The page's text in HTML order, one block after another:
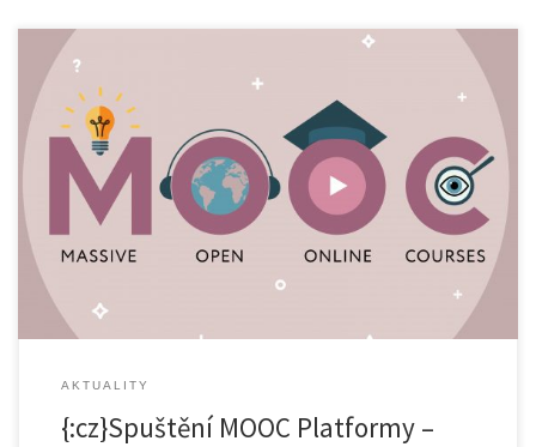
{:cz}Centrum pro podporu e-learningu Ústřední knihovny Univerzity
Karlovy zahajuje pilotní provoz platformy pro e-learningové
vzdělávací kurzy, takzvané Massive Open Online Courses označované
zkratkou MOOC. Inspirovali jsme se existující praxí na mnoha
zahraničních univerzitách, které tímto způsobem zpřístupňují
zajímavé vědní obory laické veřejnosti a prezentují výsledky své
činnosti. Jako pilotní projekt […]
AKTUALITY
{:cz}Spuštění MOOC Platformy –